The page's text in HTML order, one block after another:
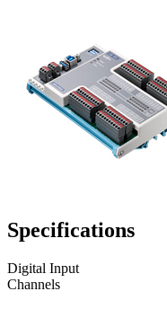
Specifications
Digital Input
Channels